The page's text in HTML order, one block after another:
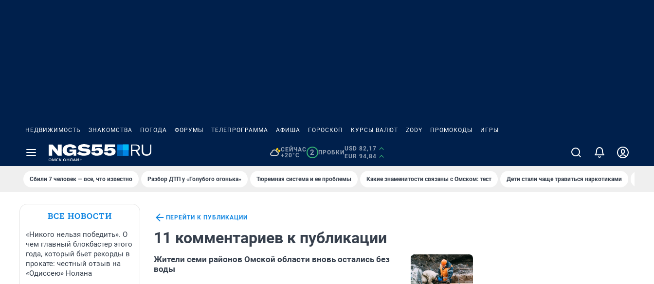
НЕДВИЖИМОСТЬ ЗНАКОМСТВА ПОГОДА ФОРУМЫ ТЕЛЕПРОГРАММА АФИША ГОРОСКОП КУРСЫ ВАЛЮТ ZODY ПРОМОКОДЫ ИГРЫ
СЕЙЧАС
+20°C
2 ПРОБКИ
USD 82,17
EUR 94,84
Сбили 7 человек — все, что известно Разбор ДТП у «Голубого огонька» Тюремная система и ее проблемы Какие знаменитости связаны с Омском: тест Дети стали чаще травиться наркотиками
ВСЕ НОВОСТИ
«Никого нельзя победить». О
чем главный блокбастер этого
года, который бьет рекорды в
прокате: честный отзыв на
«Одиссею» Нолана
ПЕРЕЙТИ К ПУБЛИКАЦИИ
11 комментариев к публикации
Жители семи районов Омской области вновь остались без
воды